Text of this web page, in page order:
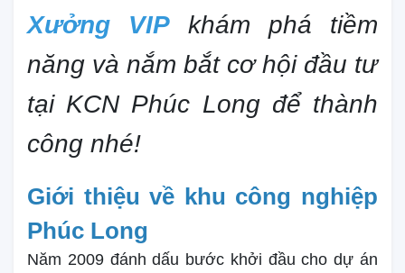
Xưởng VIP khám phá tiềm
năng và nắm bắt cơ hội đầu tư
tại KCN Phúc Long để thành
công nhé!
Giới thiệu về khu công nghiệp
Phúc Long
Năm 2009 đánh dấu bước khởi đầu cho dự án